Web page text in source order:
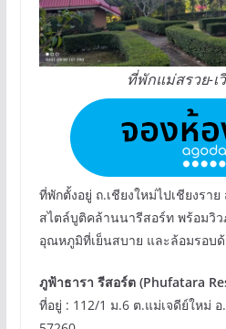
ที่พักแม่สรวย-เ
ที่พักตั้งอยู่ ถ.เชียงใหม่ไปเชียงรา
สไตล์บูติคล้านนารีสอร์ท พร้อมวิ
อุณหภูมิที่เย็นสบาย และล้อมรอบ
ภูฟ้าธารา รีสอร์ต (Phufatara
ที่อยู่ : 112/1 ม.6 ต.แม่เจดีย์ใหม่ อ.